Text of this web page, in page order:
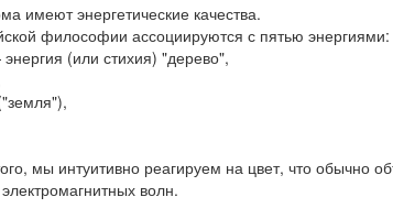
имеют энергетические качества.
философии ассоциируются с пятью энергиями:
(или стихия) "дерево",
мы интуитивно реагируем на цвет, что обычно
волн.